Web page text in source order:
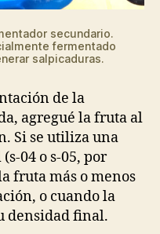
secundario.
fermentado
salpicaduras.
de la
agregué la fruta al
Si se utiliza una
04 o s-05, por
fruta más o menos
o cuando la
densidad final.